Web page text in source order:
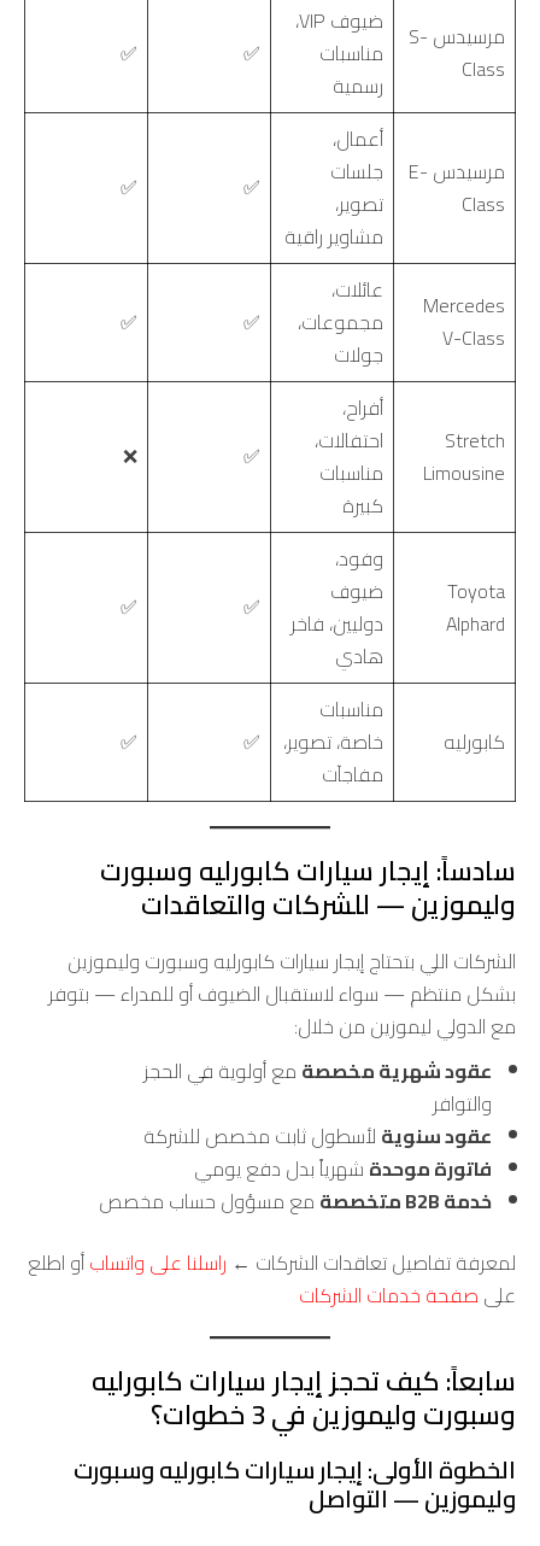
مرسيدس S-
Class
ضيوف VIP،
مناسبات
رسمية
✅
✅
مرسيدس E-
Class
أعمال،
جلسات
تصوير،
مشاوير راقية
✅
✅
Mercedes
V-Class
عائلات،
مجموعات،
جولات
✅
✅
Stretch
Limousine
أفراح،
احتفالات،
مناسبات
كبيرة
✅
❌
Toyota
Alphard
وفود،
ضيوف
دوليين، فاخر
هادي
✅
✅
كابورليه
مناسبات
خاصة، تصوير،
مفاجآت
✅
✅
سادساً: إيجار سيارات كابورليه وسبورت
وليموزين — للشركات والتعاقدات
الشركات اللي بتحتاج إيجار سيارات كابورليه وسبورت وليموزين
بشكل منتظم — سواء لاستقبال الضيوف أو للمدراء — بتوفر
مع الدولي ليموزين من خلال:
عقود شهرية مخصصة مع أولوية في الحجز
والتوافر
عقود سنوية لأسطول ثابت مخصص للشركة
فاتورة موحدة شهرياً بدل دفع يومي
خدمة B2B متخصصة
مع مسؤول حساب مخصص
لمعرفة تفاصيل تعاقدات الشركات ← راسلنا على واتسابأو اطلع
على صفحة خدمات الشركات
سابعاً: كيف تحجز إيجار سيارات كابورليه
وسبورت وليموزين في 3 خطوات؟
الخطوة الأولى: إيجار سيارات كابورليه وسبورت
وليموزين — التواصل